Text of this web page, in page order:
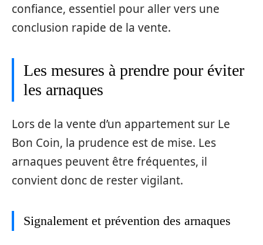
confiance, essentiel pour aller vers une
conclusion rapide de la vente.
Les mesures à prendre pour éviter
les arnaques
Lors de la vente d’un appartement sur Le
Bon Coin, la prudence est de mise. Les
arnaques peuvent être fréquentes, il
convient donc de rester vigilant.
Signalement et prévention des arnaques